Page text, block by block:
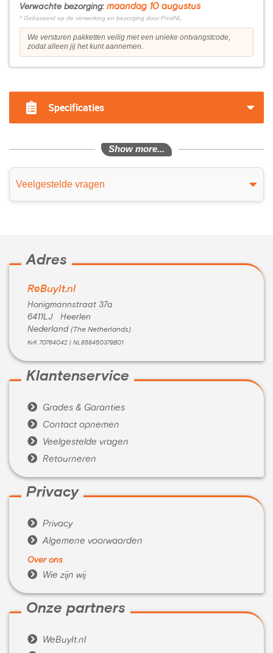
Verwachte bezorging: maandag 10 augustus
* Gebaseerd op de verwerking en bezorging door PostNL.
We versturen pakketten veilig met een unieke ontvangstcode,
zodat alleen jij het kunt aannemen.
Specificaties
Show more...
Veelgestelde vragen
Adres
ReBuyIt.nl
Honigmannstraat 37a
6411LJ Heerlen
Nederland (The Netherlands)
KvK 70764042 | NL858450379B01
Klantenservice
 Grades & Garanties
 Contact opnemen
 Veelgestelde vragen
 Retourneren
Privacy
 Privacy
 Algemene voorwaarden
Over ons
 Wie zijn wij
Onze partners
 WeBuyIt.nl